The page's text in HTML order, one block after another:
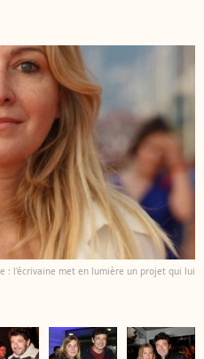
: l'écrivaine met en lumière un projet qui lui